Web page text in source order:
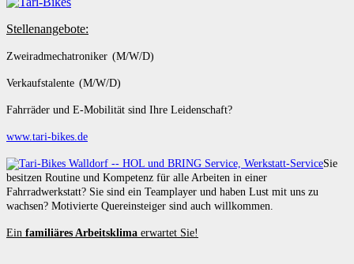
Stellenangebote:
Zweiradmechatroniker (M/W/D)
Verkaufstalente (M/W/D)
Fahrräder und E-Mobilität sind Ihre Leidenschaft?
www.tari-bikes.de
Sie
besitzen Routine und Kompetenz für alle Arbeiten in einer
Fahrradwerkstatt? Sie sind ein Teamplayer und haben Lust mit uns zu
wachsen? Motivierte Quereinsteiger sind auch willkommen.
Ein familiäres Arbeitsklima erwartet Sie!